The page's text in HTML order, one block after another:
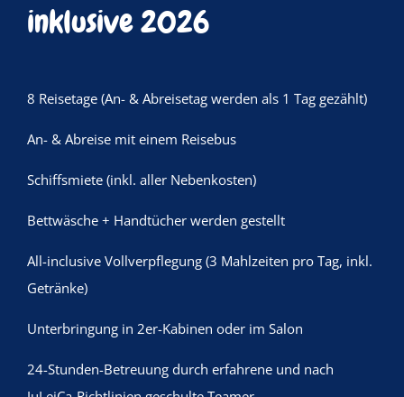
inklusive 2026
8 Reisetage (An- & Abreisetag werden als 1 Tag gezählt)
An- & Abreise mit einem Reisebus
Schiffsmiete (inkl. aller Nebenkosten)
Bettwäsche + Handtücher werden gestellt
All-inclusive Vollverpflegung (3 Mahlzeiten pro Tag, inkl.
Getränke)
Unterbringung in 2er-Kabinen oder im Salon
24-Stunden-Betreuung durch erfahrene und nach